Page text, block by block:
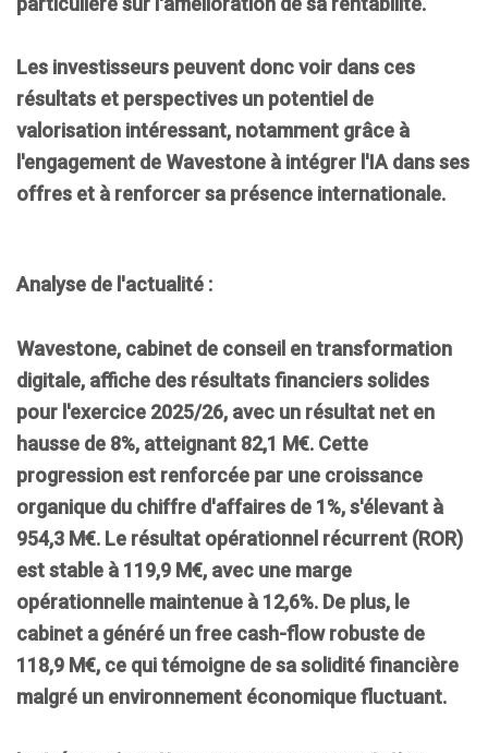
Les investisseurs peuvent donc voir dans ces
résultats et perspectives un potentiel de
valorisation intéressant, notamment grâce à
l'engagement de Wavestone à intégrer l'IA dans ses
offres et à renforcer sa présence internationale.
Analyse de l'actualité :
Wavestone, cabinet de conseil en transformation
digitale, affiche des résultats financiers solides
pour l'exercice 2025/26, avec un résultat net en
hausse de 8%, atteignant 82,1 M€. Cette
progression est renforcée par une croissance
organique du chiffre d'affaires de 1%, s'élevant à
954,3 M€. Le résultat opérationnel récurrent (ROR)
est stable à 119,9 M€, avec une marge
opérationnelle maintenue à 12,6%. De plus, le
cabinet a généré unfree cash-flowrobuste de
118,9 M€, ce qui témoigne de sa solidité financière
malgré un environnement économique fluctuant.